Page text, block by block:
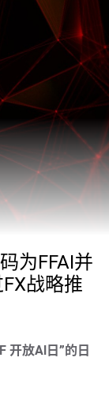
为FFAI并
战略推
开放AI日”的日